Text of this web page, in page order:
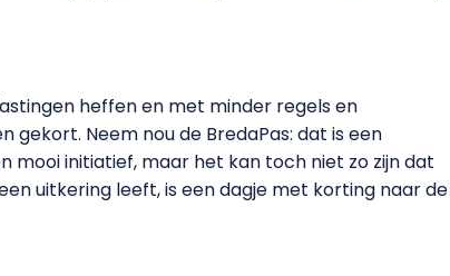
heffen en met minder regels en
Neem nou de BredaPas: dat is een
mooi initiatief, maar het kan toch niet zo zijn dat
uitkering leeft, is een dagje met korting naar de